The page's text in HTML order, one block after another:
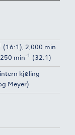
(16:1), 2,000 min
min-1 (32:1)
kjøling
Meyer)